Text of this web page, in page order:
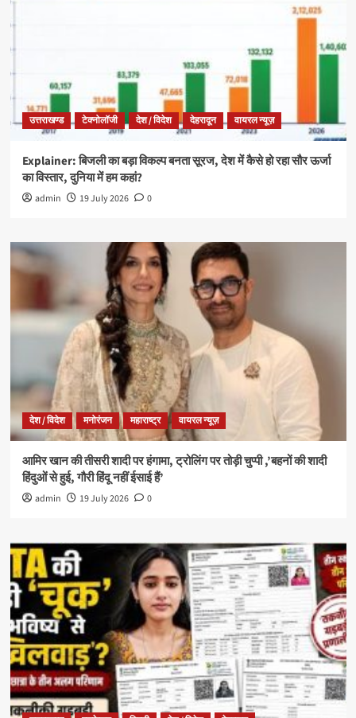
उत्तराखण्ड टेक्नोलॉजी देश / विदेश देहरादून वायरल न्यूज़
Explainer: बिजली का बड़ा विकल्प बनता सूरज, देश में कैसे हो रहा सौर ऊर्जा
का विस्तार, दुनिया में हम कहां?
admin 19 July 2026 0
देश / विदेश मनोरंजन महाराष्ट्र वायरल न्यूज़
आमिर खान की तीसरी शादी पर हंगामा, ट्रोलिंग पर तोड़ी चुप्पी ,’बहनों की शादी
हिंदुओं से हुई, गौरी हिंदू नहीं ईसाई हैं’
admin 19 July 2026 0